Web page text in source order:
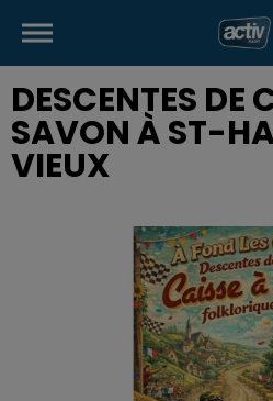
DESCENTES DE
SAVON À ST-
VIEUX